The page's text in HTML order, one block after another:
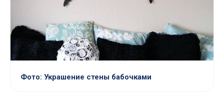
Фото: Украшение стены бабочками